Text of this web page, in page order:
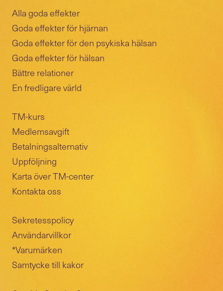
Alla goda effekter
Goda effekter för hjärnan
Goda effekter för den psykiska hälsan
Goda effekter för hälsan
Bättre relationer
En fredligare värld
TM-kurs
Medlemsavgift
Betalningsalternativ
Uppföljning
Karta över TM-center
Kontakta oss
Sekretesspolicy
Användarvillkor
*Varumärken
Samtycke till kakor